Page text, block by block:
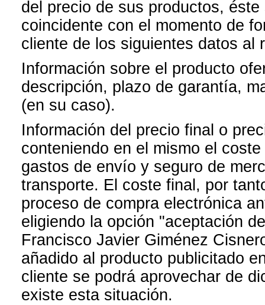
del precio de sus productos,
coincidente con el momento de
cliente de los siguientes datos al
Información sobre el producto
descripción, plazo de garantía,
(en su caso).
Información del precio final o
conteniendo en el mismo el
gastos de envío y seguro de
transporte. El coste final, por
proceso de compra electrónica
eligiendo la opción "aceptación
Francisco Javier Giménez
añadido al producto publicitado
cliente se podrá aprovechar de
existe esta situación.